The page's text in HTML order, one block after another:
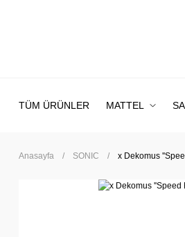
TÜM ÜRÜNLER MATTEL
Anasayfa SONIC x Dekomus